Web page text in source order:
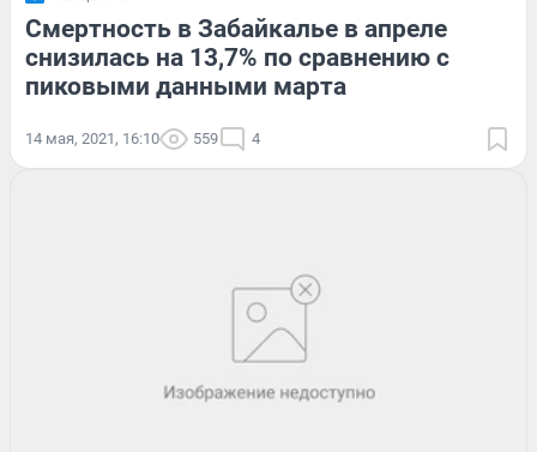
Смертность в Забайкалье в апреле
снизилась на 13,7% по сравнению с
пиковыми данными марта
14 мая, 2021, 16:10 559 4